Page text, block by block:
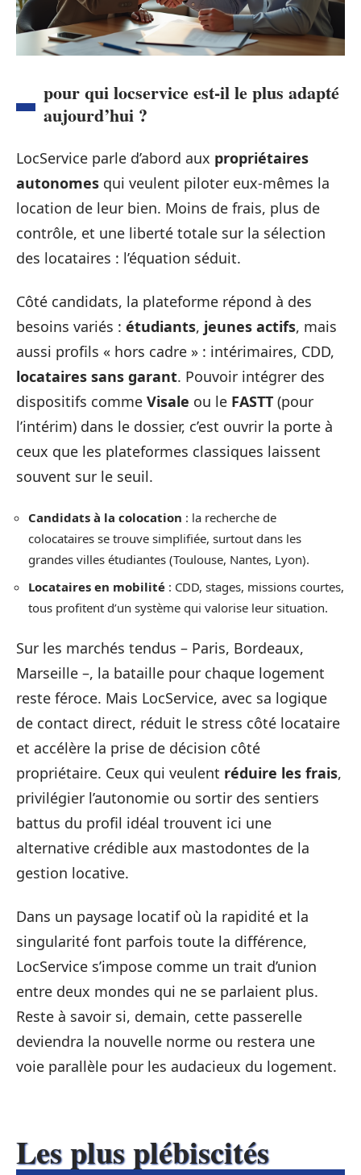
pour qui locservice est-il le plus adapté
aujourd’hui ?
LocService parle d’abord aux propriétaires
autonomes qui veulent piloter eux-mêmes la
location de leur bien. Moins de frais, plus de
contrôle, et une liberté totale sur la sélection
des locataires : l’équation séduit.
Côté candidats, la plateforme répond à des
besoins variés : étudiants, jeunes actifs, mais
aussi profils « hors cadre » : intérimaires, CDD,
locataires sans garant. Pouvoir intégrer des
dispositifs comme Visale ou le FASTT (pour
l’intérim) dans le dossier, c’est ouvrir la porte à
ceux que les plateformes classiques laissent
souvent sur le seuil.
Candidats à la colocation : la recherche de
colocataires se trouve simplifiée, surtout dans les
grandes villes étudiantes (Toulouse, Nantes, Lyon).
Locataires en mobilité : CDD, stages, missions courtes,
tous profitent d’un système qui valorise leur situation.
Sur les marchés tendus – Paris, Bordeaux,
Marseille –, la bataille pour chaque logement
reste féroce. Mais LocService, avec sa logique
de contact direct, réduit le stress côté locataire
et accélère la prise de décision côté
propriétaire. Ceux qui veulent réduire les frais,
privilégier l’autonomie ou sortir des sentiers
battus du profil idéal trouvent ici une
alternative crédible aux mastodontes de la
gestion locative.
Dans un paysage locatif où la rapidité et la
singularité font parfois toute la différence,
LocService s’impose comme un trait d’union
entre deux mondes qui ne se parlaient plus.
Reste à savoir si, demain, cette passerelle
deviendra la nouvelle norme ou restera une
voie parallèle pour les audacieux du logement.
Les plus plébiscités